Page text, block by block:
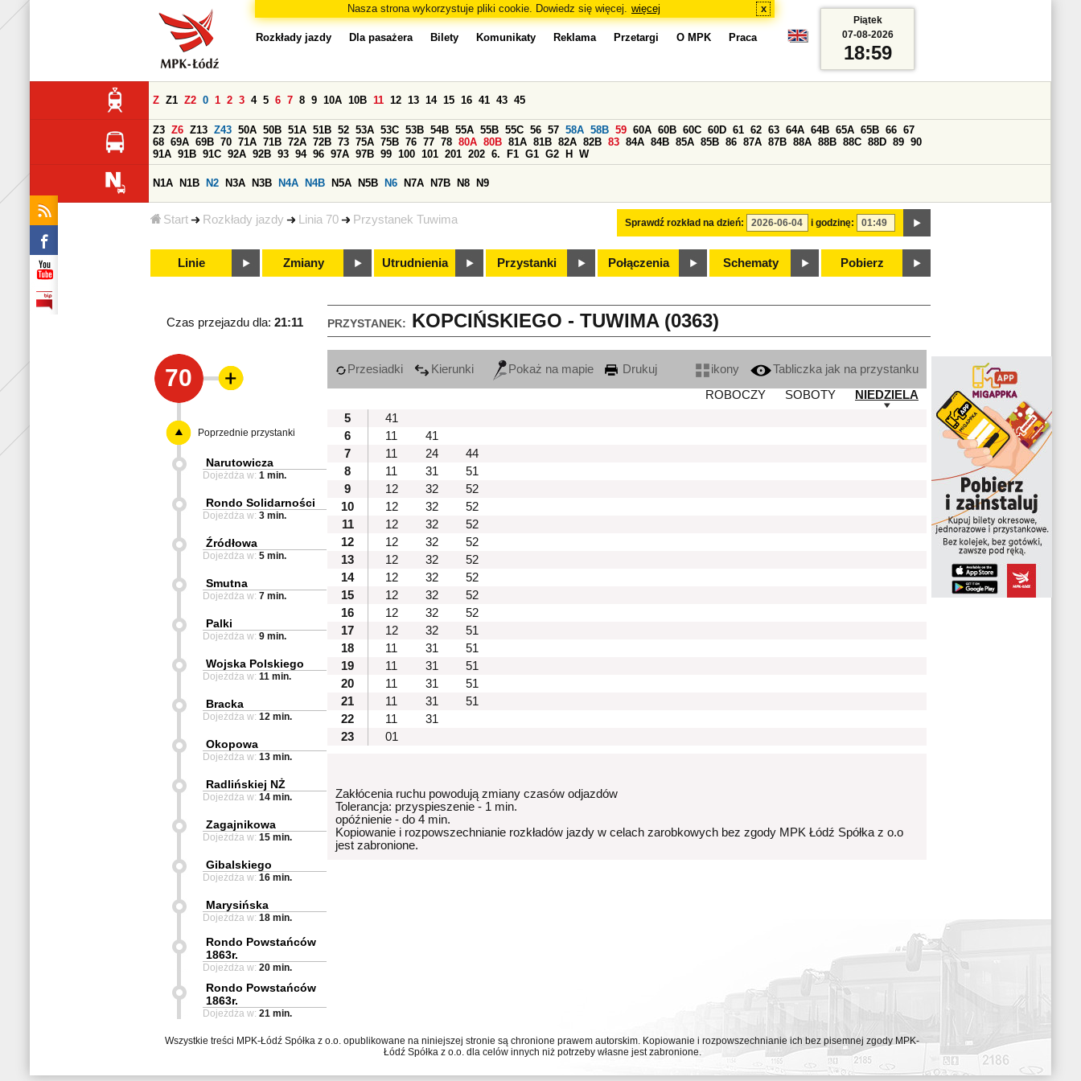
Nasza strona wykorzystuje pliki cookie. Dowiedz się więcej. więcej x
Start Rozkłady jazdy Linia 70 Przystanek Tuwima
Rozkłady jazdy Dla pasażera Bilety Komunikaty Reklama Przetargi O MPK Praca
Sprawdź rozkład na dzień: i godzinę:
Z Z1 Z2 0 1 2 3 4 5 6 7 8 9 10A 10B 11 12 13 14 15 16 41 43 45
Z3 Z6 Z13 Z43 50A 50B 51A 51B 52 53A 53C 53B 54B 55A 55B 55C 56 57 58A 58B 59 60A 60B 60C 60D 61 62 63 64A 64B 65A 65B 66 67
68 69A 69B 70 71A 71B 72A 72B 73 75A 75B 76 77 78 80A 80B 81A 81B 82A 82B 83 84A 84B 85A 85B 86 87A 87B 88A 88B 88C 88D 89 90
91A 91B 91C 92A 92B 93 94 96 97A 97B 99 100 101 201 202 6. F1 G1 G2 H W
N1A N1B N2 N3A N3B N4A N4B N5A N5B N6 N7A N7B N8 N9
Linie Zmiany Utrudnienia Przystanki Połączenia Schematy Pobierz
Piątek
07-08-2026
18:59
PRZYSTANEK: KOPCIŃSKIEGO - TUWIMA (0363)
Czas przejazdu dla: 21:11
70 Przesiadki Kierunki Pokaż na mapie Drukuj ikony
Tabliczka jak na przystanku
ROBOCZY
SOBOTY
NIEDZIELA
5
41
6
11
41
7
11 24
44
8
11 31
51
9
12 32
52
10
12 32
52
11
12 32
52
12
12 32
52
13
12 32
52
14
12 32
52
15
12 32
52
16
12 32
52
17
12 32
51
18
11 31
51
19
11 31
51
20
11 31
51
21
11 31
51
22
11
31
23
01
Zakłócenia ruchu powodują zmiany czasów odjazdów
Tolerancja: przyspieszenie - 1 min.
opóźnienie - do 4 min.
Kopiowanie i rozpowszechnianie rozkładów jazdy w celach zarobkowych bez zgody MPK Łódź Spółka z o.o
jest zabronione.
Poprzednie przystanki
Narutowicza
Dojeżdża w: 1 min.
Rondo Solidarności
Dojeżdża w: 3 min.
Źródłowa
Dojeżdża w: 5 min.
Smutna
Dojeżdża w: 7 min.
Palki
Dojeżdża w: 9 min.
Wojska Polskiego
Dojeżdża w: 11 min.
Bracka
Dojeżdża w: 12 min.
Okopowa
Dojeżdża w: 13 min.
Radlińskiej NŻ
Dojeżdża w: 14 min.
Zagajnikowa
Dojeżdża w: 15 min.
Gibalskiego
Dojeżdża w: 16 min.
Marysińska
Dojeżdża w: 18 min.
Rondo Powstańców
1863r.
Dojeżdża w: 20 min.
Rondo Powstańców
1863r.
Dojeżdża w: 21 min.
Wszystkie treści MPK-Łódź Spółka z o.o. opublikowane na niniejszej stronie są chronione prawem autorskim. Kopiowanie i rozpowszechnianie ich bez pisemnej zgody MPK-
Łódź Spółka z o.o. dla celów innych niż potrzeby własne jest zabronione.